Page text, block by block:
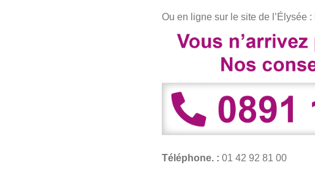
Ou en ligne sur le site de l’Élysée :
Téléphone. : 01 42 92 81 00